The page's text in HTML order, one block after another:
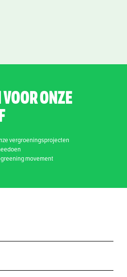
ONZE
vergroeningsprojecten
movement